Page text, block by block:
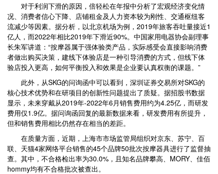
对于利润下滑的原因，倍轻松在年报中分析了宏观经济变化情
况、消费者信心下降、店铺租金及人力资本较为刚性、交通枢纽客
流减少等因素。据分析，以北京机场为例，2019年旅客吞吐量接近1
亿人，而2022年相比2019年下滑近90%。中国家用电器协会副理事
长朱军讲道：“按摩器属于强体验类产品，实际感受会直接影响消费
者做出购买决策，建线下体验店是一种引导消费的方式，但线下体
验店投入更高，如何平衡投入和效果是企业要认真权衡的课题。”
此外，从SKG的问询函中可以看到，深圳证券交易所对SKG的
核心技术优势和在研项目的创新性问题提出了质疑。据招股书数据
显示，未来穿戴从2019年-2022年6月销售费用约为4.25亿，而研发
费用仅1.9亿。据问询函回复的最新数据来看，研发费用有所提升，
但和销售费用相比仍然存在相当的差距。
在质量方面，近期，上海市市场监管局组织对京东、苏宁、百
联、天猫4家网络平台销售的45个品牌50批次按摩器具进行了监督抽
查。其中，不合格检出率为30.0%，且知名品牌攀高、MORY、佳佰
hommy均有不合格批次被查出。